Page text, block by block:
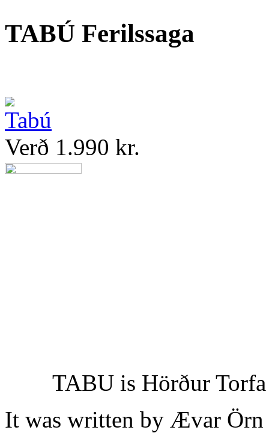
TABÚ Ferilssaga
Verð 1.990 kr.
TABU is Hörður Torfa
It was written by Ævar Örn